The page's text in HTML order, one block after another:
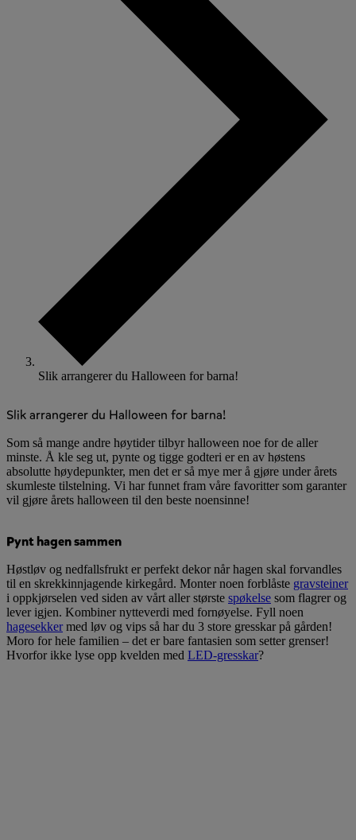
Slik arrangerer du Halloween for barna!
Slik arrangerer du Halloween for barna!
Som så mange andre høytider tilbyr halloween noe for de aller
minste. Å kle seg ut, pynte og tigge godteri er en av høstens
absolutte høydepunkter, men det er så mye mer å gjøre under årets
skumleste tilstelning. Vi har funnet fram våre favoritter som garanter
vil gjøre årets halloween til den beste noensinne!
Pynt hagen sammen
Høstløv og nedfallsfrukt er perfekt dekor når hagen skal forvandles
til en skrekkinnjagende kirkegård. Monter noen forblåste gravsteiner
i oppkjørselen ved siden av vårt aller største spøkelse som flagrer og
lever igjen. Kombiner nytteverdi med fornøyelse. Fyll noen
hagesekkermed løv og vips så har du 3 store gresskar på gården!
Moro for hele familien – det er bare fantasien som setter grenser!
Hvorfor ikke lyse opp kvelden med LED-gresskar?